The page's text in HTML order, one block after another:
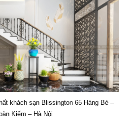
khách sạn Blissington 65 Hàng Bè –
Kiếm – Hà Nội